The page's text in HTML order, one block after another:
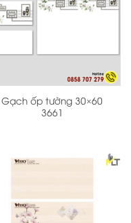
Gạch ốp tường 30×60
3661